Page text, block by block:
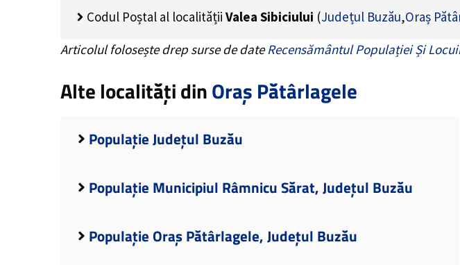
Codul Poștal al localității Valea Sibiciului (Județul Buzău,Oraș
Articolul folosește drep surse de dateRecensământul Populației Și
Alte localități dinOraș Pătârlagele
Populație Județul Buzău
Populație Municipiul Râmnicu Sărat, Județul Buzău
Populație Oraș Pătârlagele, Județul Buzău